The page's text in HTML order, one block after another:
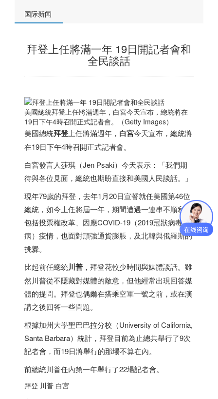
国际新闻
拜登上任將滿一年 19日開記者會和
全民談話
美國總統拜登上任將滿週年，白宮今天宣布，總統將在
19日下午4時召開正式記者會。（Getty Images）
美國總統拜登上任將滿週年， 白宮今天宣布，總統將
在19日下午4時召開正式記者會。
白宮發言人莎琪（Jen Psaki）今天表示：「我們期
待與各位見面，總統也期盼直接和美國人民談話。」
現年79歲的拜登，去年1月20日宣誓就任美國第46位
總統，如今上任將屆一年，期間遭遇一連串不順利，
包括投票權改革、因應COVID-19（2019冠狀病毒疾
病）疫情，也面對頑強通貨膨脹，及北韓與俄羅斯的
挑釁。
比起前任總統川普 ，拜登花較少時間與媒體談話。雖
然川普從不隱藏對媒體的敵意，但他經常出現回答媒
體的提問。拜登也偶爾在搭乘空軍一號之前，或在演
講之後回答一些問題。
根據加州大學聖巴巴拉分校（University of California,
Santa Barbara）統計，拜登目前為止總共舉行了9次
記者會，而19日將舉行的那場不算在內。
前總統川普任內第一年舉行了22場記者會。
拜登 川普 白宮